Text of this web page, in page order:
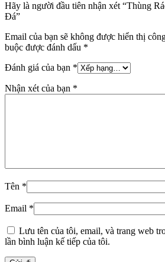
Hãy là người đầu tiên nhận xét “Thùng
Đá”
Email của bạn sẽ không được hiển thị
buộc được đánh dấu *
Đánh giá của bạn *
Nhận xét của bạn *
Tên *
Email *
Lưu tên của tôi, email, và trang web
lần bình luận kế tiếp của tôi.